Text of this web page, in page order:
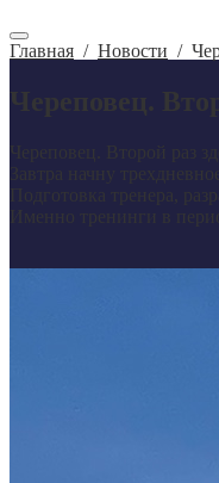
Главная / Новости /
Завтра начну
Подготовка тренера,
Именно тренинги в